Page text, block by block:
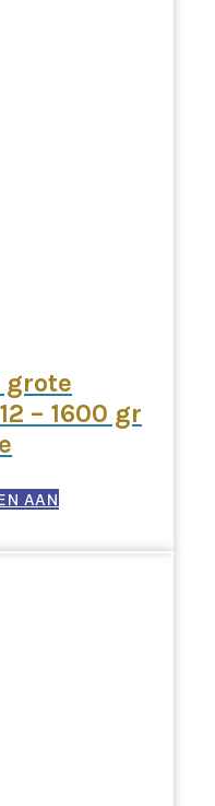
– 1600 gr
AAN